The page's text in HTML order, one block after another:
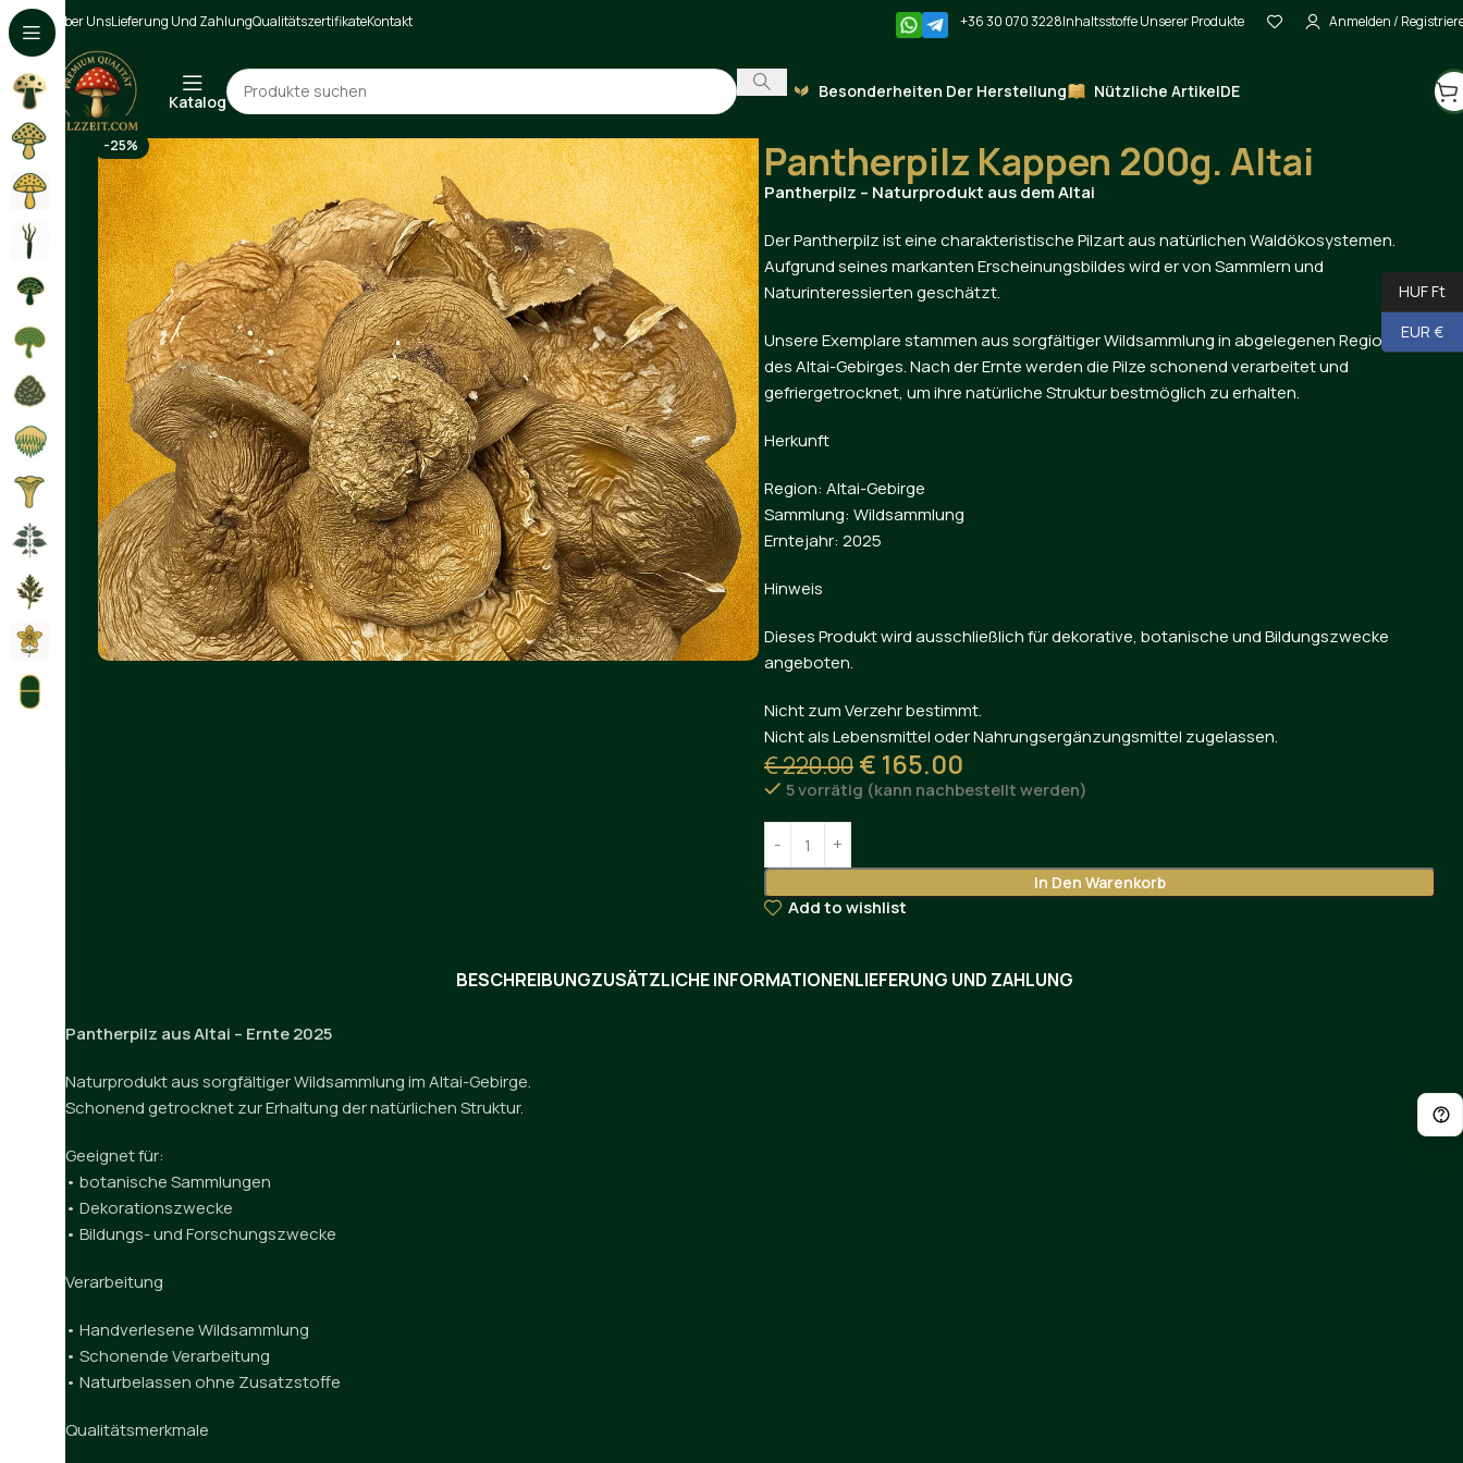
Über UnsLieferung Und ZahlungQualitätszertifikateKontakt +36 30 070 3228Inhaltsstoffe Unserer Produkte Anmelden /
Katalog
Besonderheiten Der Herstellung Nützliche ArtikelDE
-25% Pantherpilz Kappen 200g. Altai
Pantherpilz – Naturprodukt aus dem Altai
Der Pantherpilz ist eine charakteristische Pilzart aus natürlichen Waldökosystemen.
Aufgrund seines markanten Erscheinungsbildes wird er von Sammlern und
Naturinteressierten geschätzt.
Unsere Exemplare stammen aus sorgfältiger Wildsammlung in abgelegenen Regionen
des Altai-Gebirges. Nach der Ernte werden die Pilze schonend verarbeitet und
gefriergetrocknet, um ihre natürliche Struktur bestmöglich zu erhalten.
Herkunft
Region: Altai-Gebirge
Sammlung: Wildsammlung
Erntejahr: 2025
Hinweis
Dieses Produkt wird ausschließlich für dekorative, botanische und Bildungszwecke
angeboten.
Nicht zum Verzehr bestimmt.
Nicht als Lebensmittel oder Nahrungsergänzungsmittel zugelassen.
€220.00 € 165.00
5 vorrätig (kann nachbestellt werden)
In Den Warenkorb
Add to wishlist
BESCHREIBUNGZUSÄTZLICHE INFORMATIONENLIEFERUNG UND ZAHLUNG
Pantherpilz aus Altai – Ernte 2025
Naturprodukt aus sorgfältiger Wildsammlung im Altai-Gebirge.
Schonend getrocknet zur Erhaltung der natürlichen Struktur.
Geeignet für:
• botanische Sammlungen
• Dekorationszwecke
• Bildungs- und Forschungszwecke
Verarbeitung
• Handverlesene Wildsammlung
• Schonende Verarbeitung
• Naturbelassen ohne Zusatzstoffe
Qualitätsmerkmale
HUF Ft
EUR €